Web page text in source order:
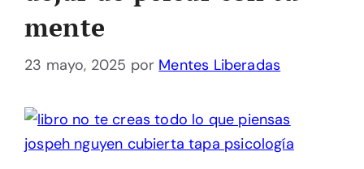
mente
23 mayo, 2025 por Mentes Liberadas